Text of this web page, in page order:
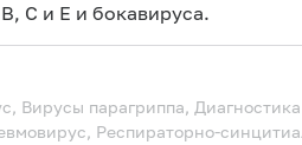
C и E и бокавируса.
Вирусы парагриппа,
Респираторно-